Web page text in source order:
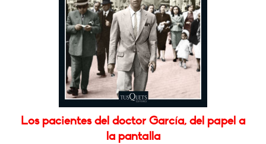
Los pacientes del doctor García, del papel a
la pantalla